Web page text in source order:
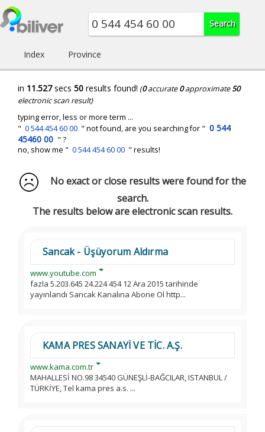
Index Province
in 11.527secs 50 results found! (0accurate0approximate50
electronic scan result)
typing error, less or more term ...
" 0 544 454 60 00 " not found, are you searching for " 0 544
45460 00 " ?
no, show me " 0 544 454 60 00 " results!
No exact or close results were found for the
search.
The results below are electronic scan results.
Sancak - Üşüyorum Aldırma
www.youtube.com
fazla 5.203.645 24.224 454 12 Ara 2015 tarihinde
yayınlandı Sancak Kanalına Abone Ol http...
KAMA PRES SANAYİ VE TİC. A.Ş.
www.kama.com.tr
MAHALLESİ NO.98 34540 GÜNEŞLİ-BAĞCILAR, ISTANBUL /
TÜRKİYE, Tel kama pres a.s. ...